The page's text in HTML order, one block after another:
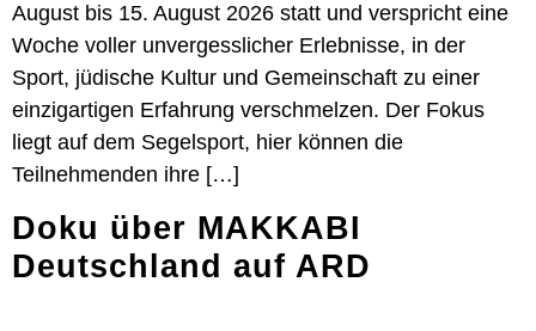
August bis 15. August 2026 statt und verspricht eine
Woche voller unvergesslicher Erlebnisse, in der
Sport, jüdische Kultur und Gemeinschaft zu einer
einzigartigen Erfahrung verschmelzen. Der Fokus
liegt auf dem Segelsport, hier können die
Teilnehmenden ihre […]
Doku über MAKKABI
Deutschland auf ARD